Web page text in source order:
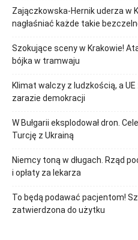
Zajączkowska-Hernik uderza w
nagłaśniać każde takie
Szokujące sceny w Krakowie!
bójka w tramwaju
Klimat walczy z ludzkością, a
zarazie demokracji
W Bułgarii eksplodował dron.
Turcję z Ukrainą
Niemcy toną w długach. Rząd
i opłaty za lekarza
To będą podawać pacjentom!
zatwierdzona do użytku